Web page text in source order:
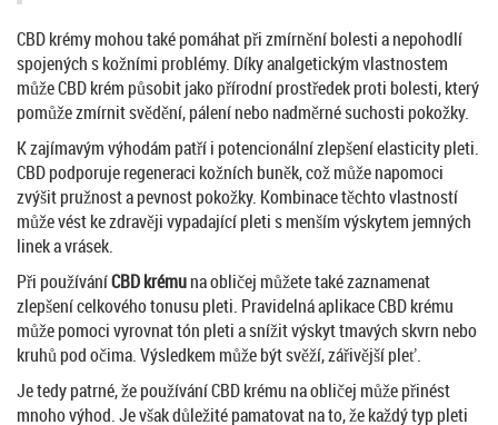
CBD krémy mohou také pomáhat při zmírnění bolesti a nepohodlí
spojených s kožními problémy. Díky analgetickým vlastnostem
může CBD krém působit jako přírodní prostředek proti bolesti, který
pomůže zmírnit svědění, pálení nebo nadměrné suchosti pokožky.
K zajímavým výhodám patří i potencionální zlepšení elasticity pleti.
CBD podporuje regeneraci kožních buněk, což může napomoci
zvýšit pružnost a pevnost pokožky. Kombinace těchto vlastností
může vést ke zdravěji vypadající pleti s menším výskytem jemných
linek a vrásek.
Při používáníCBD krémuna obličej můžete také zaznamenat
zlepšení celkového tonusu pleti. Pravidelná aplikace CBD krému
může pomoci vyrovnat tón pleti a snížit výskyt tmavých skvrn nebo
kruhů pod očima. Výsledkem může být svěží, zářivější pleť.
Je tedy patrné, že používání CBD krému na obličej může přinést
mnoho výhod. Je však důležité pamatovat na to, že každý typ pleti